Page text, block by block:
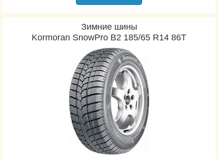
Зимние шины
Kormoran SnowPro B2 185/65 R14 86T